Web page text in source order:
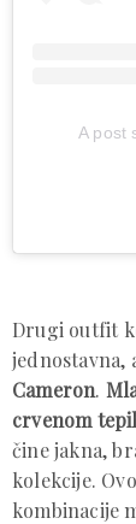
A post
Drugi outfit
jednostavna,
Cameron.
crvenom
čine jakna,
kolekcije.
kombinacije